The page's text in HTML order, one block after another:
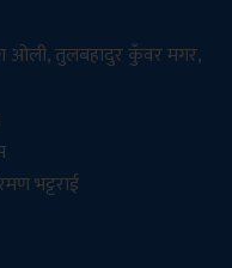
ओली, तुलबहादुर कुँवर मगर,
भट्टराई